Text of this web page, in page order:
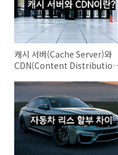
캐시 서버(Cache Server)와
CDN(Content Distribution